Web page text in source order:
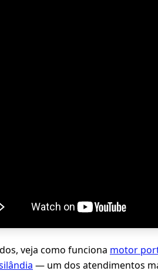
veja como funciona motor
— um dos atendimentos